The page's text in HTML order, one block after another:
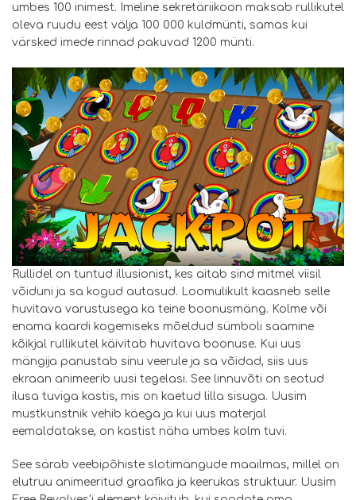
umbes 100 inimest. Imeline sekretäriikoon maksab rullikutel
oleva ruudu eest välja 100 000 kuldmünti, samas kui
värsked imede rinnad pakuvad 1200 münti.
Rullidel on tuntud illusionist, kes aitab sind mitmel viisil
võiduni ja sa kogud autasud. Loomulikult kaasneb selle
huvitava varustusega ka teine ​​boonusmäng. Kolme või
enama kaardi kogemiseks mõeldud sümboli saamine
kõikjal rullikutel käivitab huvitava boonuse. Kui uus
mängija panustab sinu veerule ja sa võidad, siis uus
ekraan animeerib uusi tegelasi. See linnuvõti on seotud
ilusa tuviga kastis, mis on kaetud lilla sisuga. Uusim
mustkunstnik vehib käega ja kui uus materjal
eemaldatakse, on kastist näha umbes kolm tuvi.
See särab veebipõhiste slotimängude maailmas, millel on
elutruu animeeritud graafika ja keerukas struktuur. Uusim